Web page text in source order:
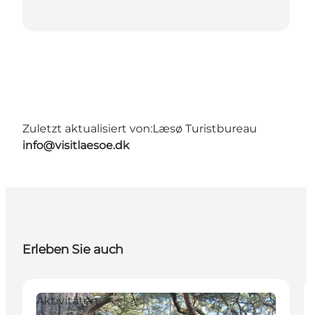
Zuletzt aktualisiert von:Læsø Turistbureau
info@visitlaesoe.dk
Erleben Sie auch
Aktivitäten